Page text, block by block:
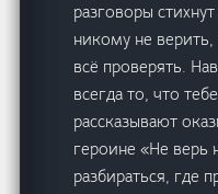
разговоры
никому не
всё проверять.
всегда то, что
рассказывают
героине «Не верь
разбираться, где